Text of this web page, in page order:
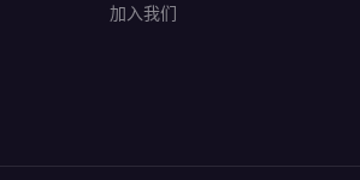
加入我们